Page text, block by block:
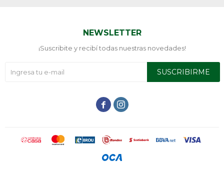
NEWSLETTER
¡Suscribite y recibí todas nuestras novedades!
SUSCRIBIRME
 